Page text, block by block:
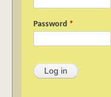
Password *